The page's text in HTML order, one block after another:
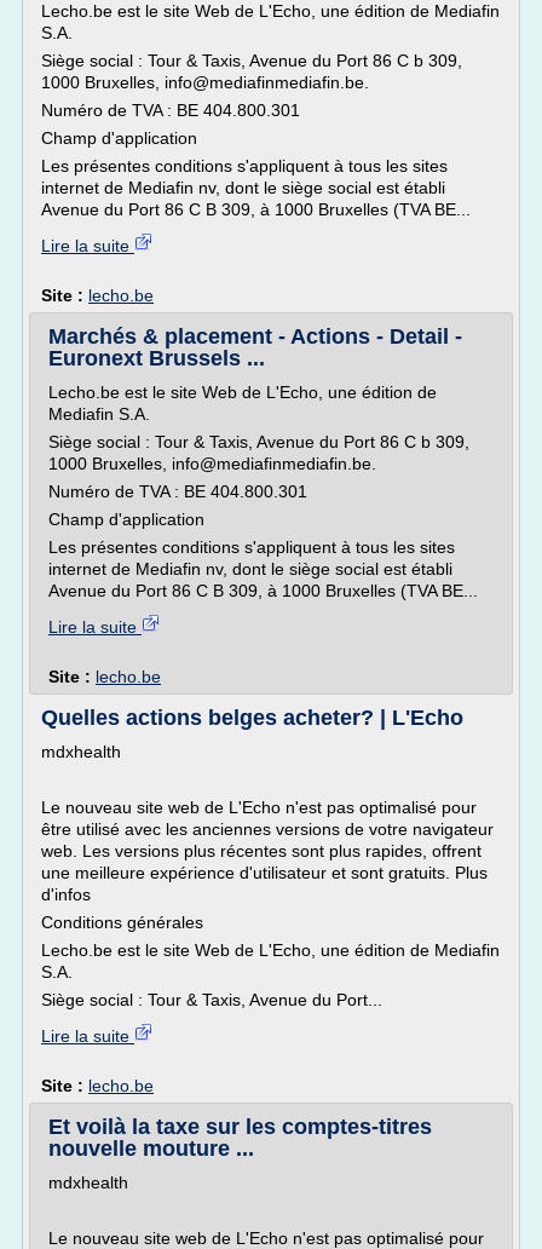
Lecho.be est le site Web de L'Echo, une édition de Mediafin
S.A.
Siège social : Tour & Taxis, Avenue du Port 86 C b 309,
1000 Bruxelles, info@mediafinmediafin.be.
Numéro de TVA : BE 404.800.301
Champ d'application
Les présentes conditions s'appliquent à tous les sites
internet de Mediafin nv, dont le siège social est établi
Avenue du Port 86 C B 309, à 1000 Bruxelles (TVA BE...
Lire la suite
Site : lecho.be
Marchés & placement - Actions - Detail -
Euronext Brussels ...
Lecho.be est le site Web de L'Echo, une édition de
Mediafin S.A.
Siège social : Tour & Taxis, Avenue du Port 86 C b 309,
1000 Bruxelles, info@mediafinmediafin.be.
Numéro de TVA : BE 404.800.301
Champ d'application
Les présentes conditions s'appliquent à tous les sites
internet de Mediafin nv, dont le siège social est établi
Avenue du Port 86 C B 309, à 1000 Bruxelles (TVA BE...
Lire la suite
Site : lecho.be
Quelles actions belges acheter? | L'Echo
mdxhealth
Le nouveau site web de L'Echo n'est pas optimalisé pour
être utilisé avec les anciennes versions de votre navigateur
web. Les versions plus récentes sont plus rapides, offrent
une meilleure expérience d'utilisateur et sont gratuits. Plus
d'infos
Conditions générales
Lecho.be est le site Web de L'Echo, une édition de Mediafin
S.A.
Siège social : Tour & Taxis, Avenue du Port...
Lire la suite
Site : lecho.be
Et voilà la taxe sur les comptes-titres
nouvelle mouture ...
mdxhealth
Le nouveau site web de L'Echo n'est pas optimalisé pour